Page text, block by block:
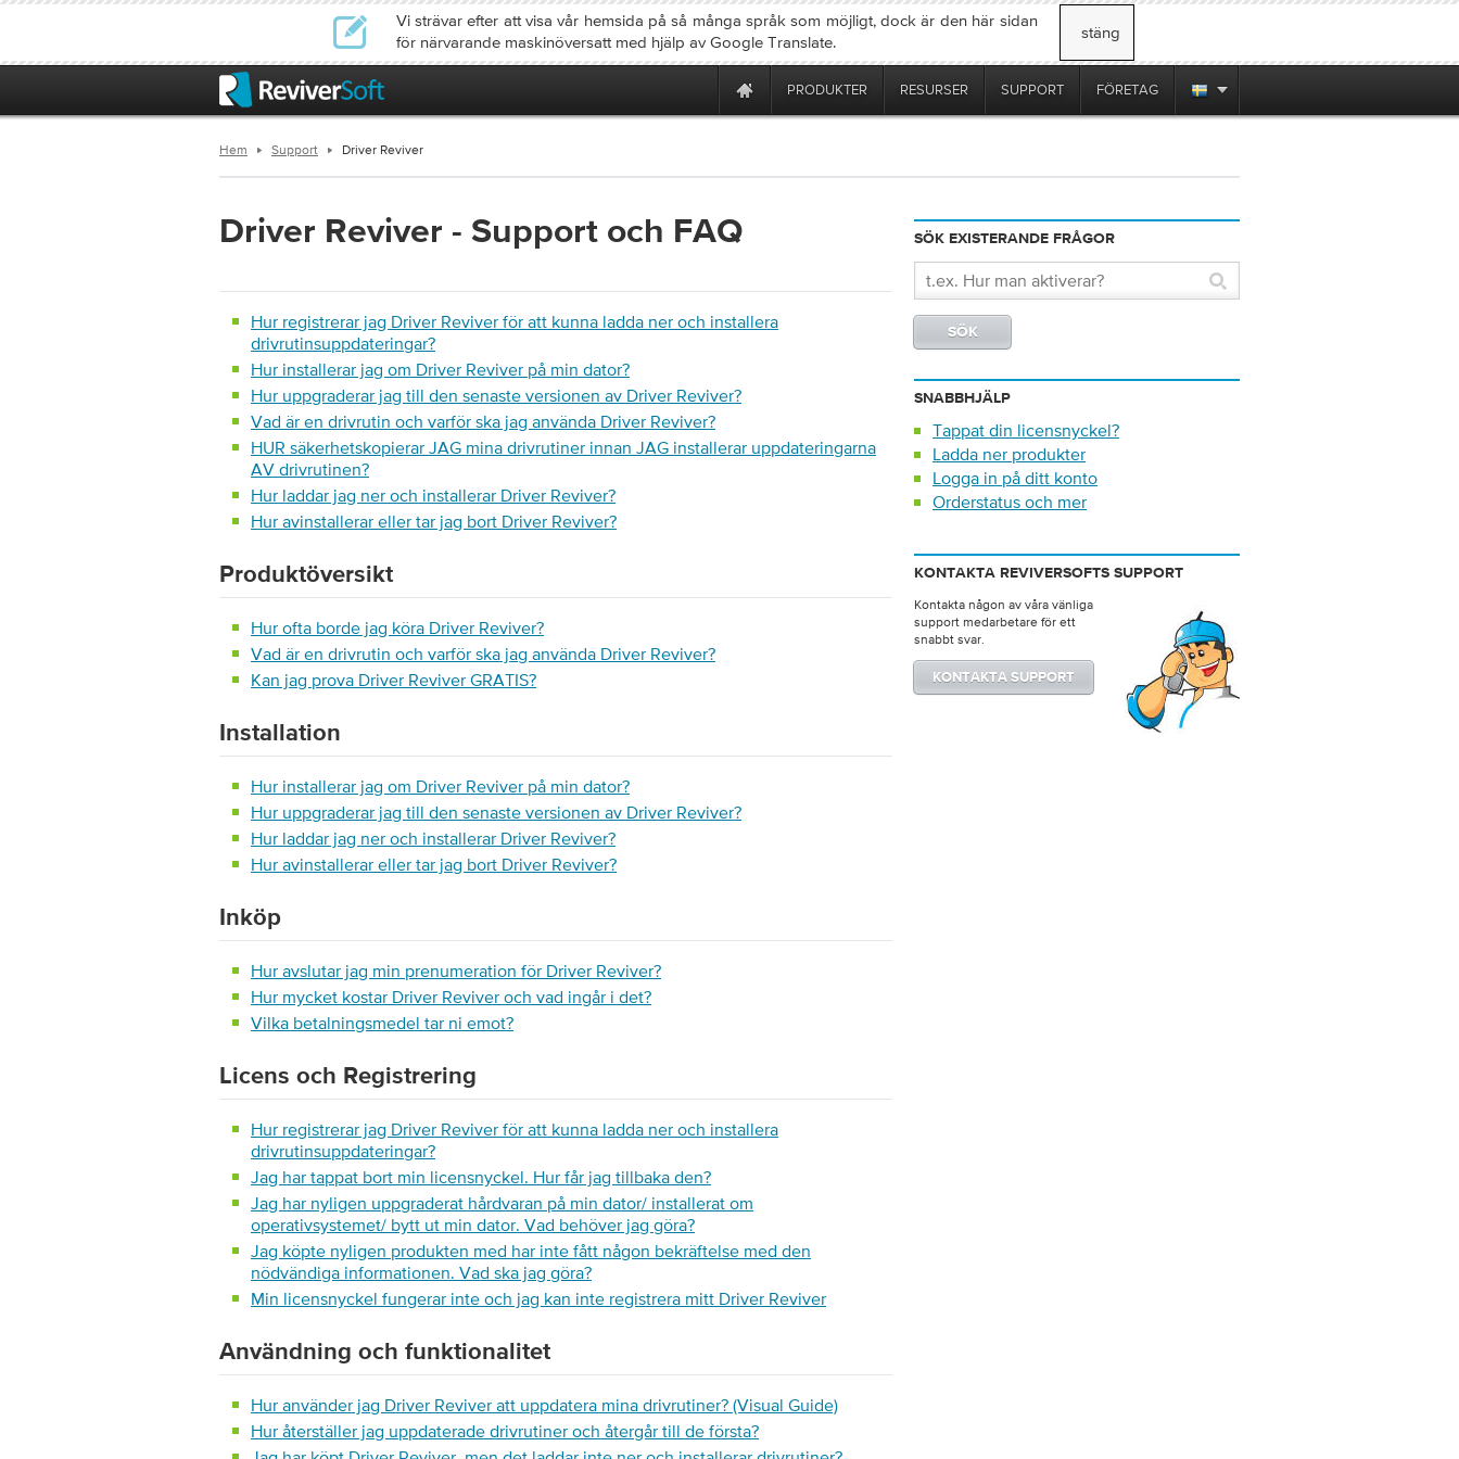
Vi strävar efter att visa vår hemsida på så många språk som möjligt, dock är den här sidan
för närvarande maskinöversatt med hjälp av Google Translate.
stäng
PRODUKTER RESURSER SUPPORT FÖRETAG
Hem Support Driver Reviver
Driver Reviver - Support och FAQ
Hur registrerar jag Driver Reviver för att kunna ladda ner och installera
drivrutinsuppdateringar?
Hur installerar jag om Driver Reviver på min dator?
Hur uppgraderar jag till den senaste versionen av Driver Reviver?
Vad är en drivrutin och varför ska jag använda Driver Reviver?
HUR säkerhetskopierar JAG mina drivrutiner innan JAG installerar uppdateringarna
AV drivrutinen?
Hur laddar jag ner och installerar Driver Reviver?
Hur avinstallerar eller tar jag bort Driver Reviver?
Produktöversikt
Hur ofta borde jag köra Driver Reviver?
Vad är en drivrutin och varför ska jag använda Driver Reviver?
Kan jag prova Driver Reviver GRATIS?
Installation
Hur installerar jag om Driver Reviver på min dator?
Hur uppgraderar jag till den senaste versionen av Driver Reviver?
Hur laddar jag ner och installerar Driver Reviver?
Hur avinstallerar eller tar jag bort Driver Reviver?
Inköp
Hur avslutar jag min prenumeration för Driver Reviver?
Hur mycket kostar Driver Reviver och vad ingår i det?
Vilka betalningsmedel tar ni emot?
Licens och Registrering
Hur registrerar jag Driver Reviver för att kunna ladda ner och installera
drivrutinsuppdateringar?
Jag har tappat bort min licensnyckel. Hur får jag tillbaka den?
Jag har nyligen uppgraderat hårdvaran på min dator/ installerat om
operativsystemet/ bytt ut min dator. Vad behöver jag göra?
Jag köpte nyligen produkten med har inte fått någon bekräftelse med den
nödvändiga informationen. Vad ska jag göra?
Min licensnyckel fungerar inte och jag kan inte registrera mitt Driver Reviver
Användning och funktionalitet
Hur använder jag Driver Reviver att uppdatera mina drivrutiner? (Visual Guide)
Hur återställer jag uppdaterade drivrutiner och återgår till de första?
SÖK EXISTERANDE FRÅGOR
SNABBHJÄLP
Tappat din licensnyckel?
Ladda ner produkter
Logga in på ditt konto
Orderstatus och mer
KONTAKTA REVIVERSOFTS SUPPORT
Kontakta någon av våra vänliga
support medarbetare för ett
snabbt svar.
KONTAKTA SUPPORT